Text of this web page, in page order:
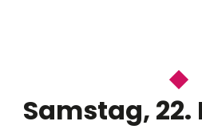
Samstag,